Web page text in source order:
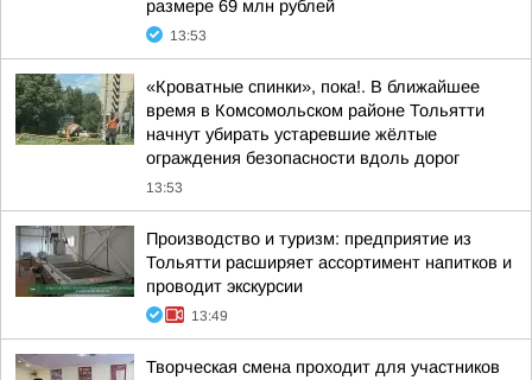
размере 69 млн рублей
13:53
«Кроватные спинки», пока!. В ближайшее
время в Комсомольском районе Тольятти
начнут убирать устаревшие жёлтые
ограждения безопасности вдоль дорог
13:53
Производство и туризм: предприятие из
Тольятти расширяет ассортимент напитков и
проводит экскурсии
13:49
Творческая смена проходит для участников